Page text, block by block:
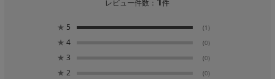
レビュー件数： 件
★ 5 (1)
★ 4 (0)
★ 3 (0)
★ 2 (0)